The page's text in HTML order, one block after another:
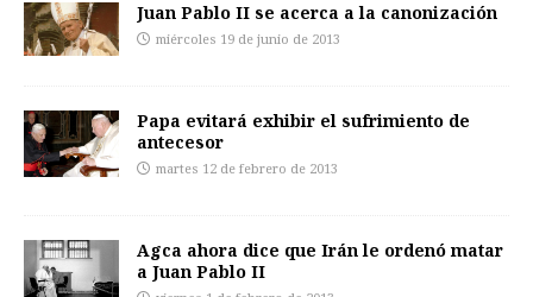
Juan Pablo II se acerca a la canonización
miércoles 19 de junio de 2013
Papa evitará exhibir el sufrimiento de
antecesor
martes 12 de febrero de 2013
Agca ahora dice que Irán le ordenó matar
a Juan Pablo II